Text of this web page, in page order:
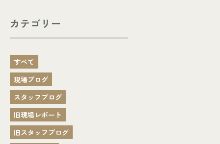
カテゴリー
すべて
現場ブログ
スタッフブログ
旧現場レポート
旧スタッフブログ